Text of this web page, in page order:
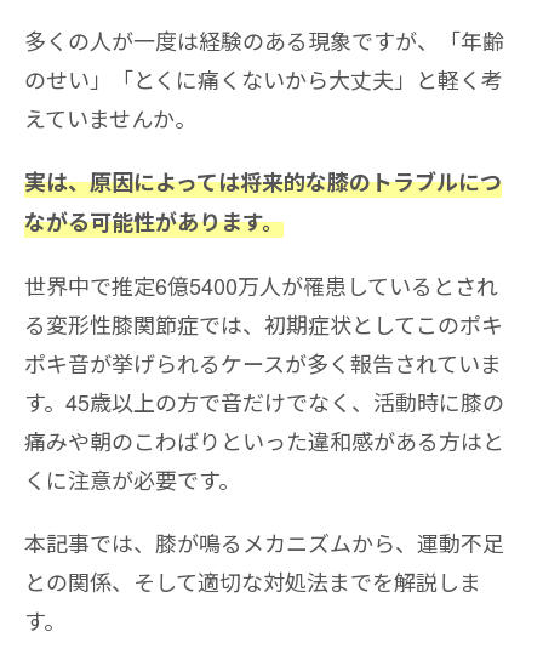
多くの人が一度は経験のある現象ですが、「年齢
のせい」「とくに痛くないから大丈夫」と軽く考
えていませんか。
実は、原因によっては将来的な膝のトラブルにつ
ながる可能性があります。
世界中で推定6億5400万人が罹患しているとされ
る変形性膝関節症では、初期症状としてこのポキ
ポキ音が挙げられるケースが多く報告されていま
す。45歳以上の方で音だけでなく、活動時に膝の
痛みや朝のこわばりといった違和感がある方はと
くに注意が必要です。
本記事では、膝が鳴るメカニズムから、運動不足
との関係、そして適切な対処法までを解説しま
す。